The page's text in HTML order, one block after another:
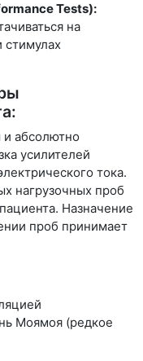
Tests):
на
стимулах
абсолютно
усилителей
тока.
нагрузочных проб
Назначение
проб принимает
Моямоя (редкое